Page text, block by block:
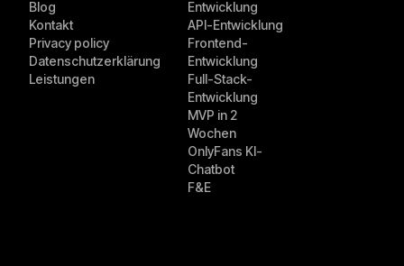
Blog
Kontakt
Privacy policy
Datenschutzerklärung
Leistungen
Entwicklung
API-Entwicklung
Frontend-
Entwicklung
Full-Stack-
Entwicklung
MVP in 2
Wochen
OnlyFans KI-
Chatbot
F&E